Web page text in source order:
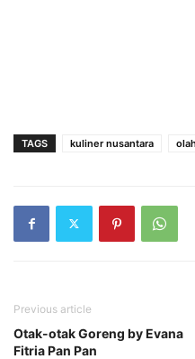
TAGS kuliner nusantara
Previous article
Otak-otak Goreng by Evana
Fitria Pan Pan